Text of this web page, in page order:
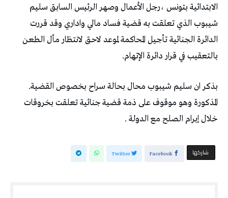
الابتدائية بتونس ،رجل الأعمال وصهر الرئيس السابق سليم
شيبوب الذي تعلقت به قضية فساد مالي واداري وقد قررت
الدائرة الجنائية تأجيل المحاكمة لموعد لاحق لانتظار مأل الطعن
بالتعقيب في قرار دائرة الإتهام.
بذكر ان سليم شيبوب محال بحالة سراح بخصوص القضية.
المذكورة وهو موقوف على ذمة قضية جنائية تعلقت بخروقات
خلال إبرام الصلح مع الدولة .
‫‫ شاركها‬ Facebook
Twitter